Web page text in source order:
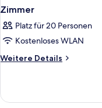
Zimmer
Platz für 20 Personen
Kostenloses WLAN
Weitere Details
Weitere